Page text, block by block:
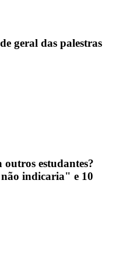
geral das palestras
estudantes?
indicaria" e 10